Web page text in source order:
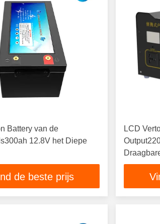
Battery van de
12.8V het Diepe
de beste prijs
LCD